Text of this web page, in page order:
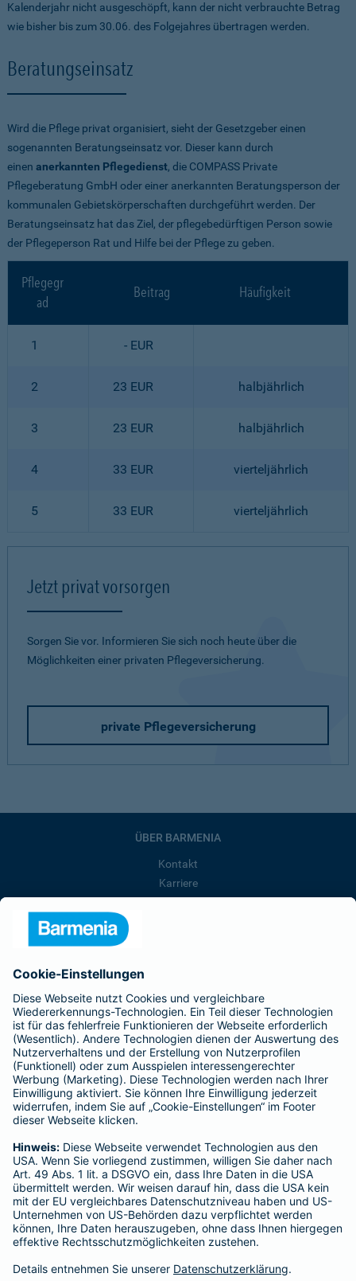
Kalenderjahr nicht ausgeschöpft, kann der nicht verbrauchte Betrag
wie bisher bis zum 30.06. des Folgejahres übertragen werden.
Beratungseinsatz
Wird die Pflege privat organisiert, sieht der Gesetzgeber einen
sogenannten Beratungseinsatz vor. Dieser kann durch
einen anerkannten Pflegedienst, die COMPASS Private
Pflegeberatung GmbH oder einer anerkannten Beratungsperson der
kommunalen Gebietskörperschaften durchgeführt werden. Der
Beratungseinsatz hat das Ziel, der pflegebedürftigen Person sowie
der Pflegeperson Rat und Hilfe bei der Pflege zu geben.
Pflegegr
ad
Beitrag Häufigkeit
1 - EUR
2 23 EUR halbjährlich
3 23 EUR halbjährlich
4 33 EUR vierteljährlich
5 33 EUR vierteljährlich
Jetzt privat vorsorgen
Sorgen Sie vor. Informieren Sie sich noch heute über die
Möglichkeiten einer privaten Pflegeversicherung.
private Pflegeversicherung
ÜBER BARMENIA
Kontakt
Karriere
Presse
Barmenia ist Teil der BarmeniaGothaer
BELIEBTE SEITEN
Kranken-Zusatzversicherung
Tierversicherungen
Haftpflichtversicherung
Hausratversicherung
Adresse ändern
Schaden melden
Kilometerstandsmeldung
Serviceübersicht